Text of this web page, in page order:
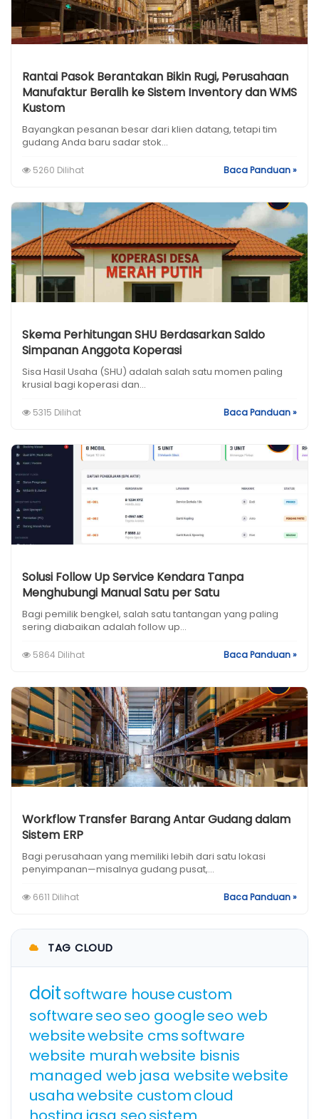
Rantai Pasok Berantakan Bikin Rugi, Perusahaan
Manufaktur Beralih ke Sistem Inventory dan WMS
Kustom
Bayangkan pesanan besar dari klien datang, tetapi tim
gudang Anda baru sadar stok...
5260 Dilihat Baca Panduan »
Skema Perhitungan SHU Berdasarkan Saldo
Simpanan Anggota Koperasi
Sisa Hasil Usaha (SHU) adalah salah satu momen paling
krusial bagi koperasi dan...
5315 Dilihat Baca Panduan »
Solusi Follow Up Service Kendara Tanpa
Menghubungi Manual Satu per Satu
Bagi pemilik bengkel, salah satu tantangan yang paling
sering diabaikan adalah follow up...
5864 Dilihat Baca Panduan »
Workflow Transfer Barang Antar Gudang dalam
Sistem ERP
Bagi perusahaan yang memiliki lebih dari satu lokasi
penyimpanan—misalnya gudang pusat,...
6611 Dilihat Baca Panduan »
TAG CLOUD
doitsoftware housecustom
softwareseoseo googleseo web
websitewebsite cmssoftware
website murahwebsite bisnis
managed web jasa websitewebsite
usahawebsite customcloud